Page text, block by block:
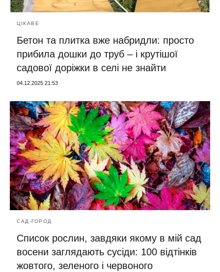
ЦІКАВЕ
Бетон та плитка вже набридли: просто
прибила дошки до труб – і крутішої
садової доріжки в селі не знайти
04.12.2025 21:53
САД-ГОРОД
Список рослин, завдяки якому в мій сад
восени заглядають сусіди: 100 відтінків
жовтого, зеленого і червоного